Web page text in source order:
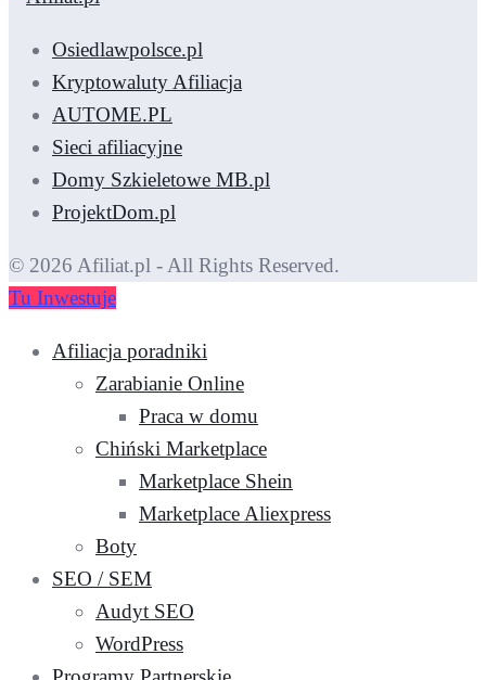
Osiedlawpolsce.pl
Kryptowaluty Afiliacja
AUTOME.PL
Sieci afiliacyjne
Domy Szkieletowe MB.pl
ProjektDom.pl
© 2026 Afiliat.pl - All Rights Reserved.
Tu Inwestuje
Afiliacja poradniki
Zarabianie Online
Praca w domu
Chiński Marketplace
Marketplace Shein
Marketplace Aliexpress
Boty
SEO / SEM
Audyt SEO
WordPress